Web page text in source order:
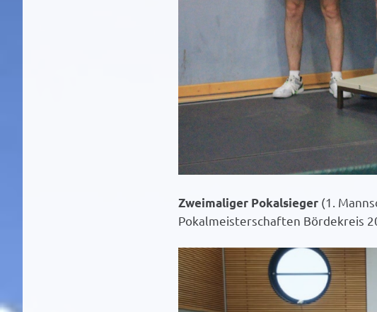
Zweimaliger Pokalsieger (1.
Pokalmeisterschaften Bördekreis